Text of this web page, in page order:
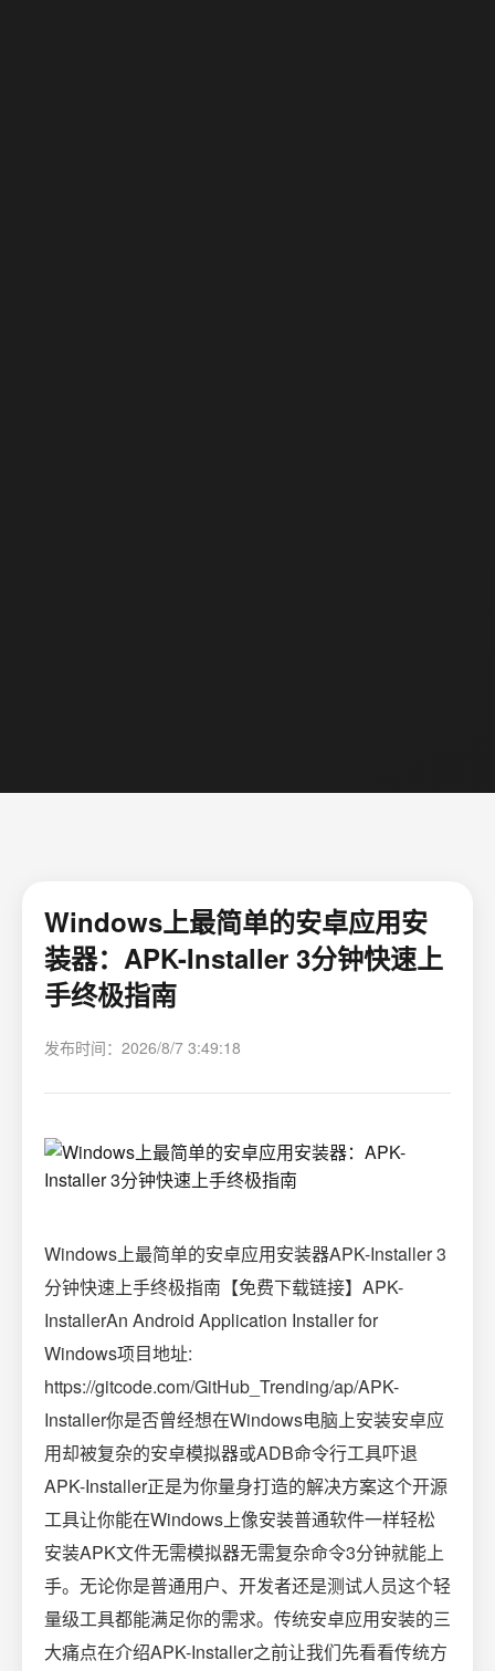
Windows上最简单的安卓应用安
装器：APK-Installer 3分钟快速上
手终极指南
发布时间：2026/8/7 3:49:18
Windows上最简单的安卓应用安装器APK-Installer 3
分钟快速上手终极指南【免费下载链接】APK-
InstallerAn Android Application Installer for
Windows项目地址:
https://gitcode.com/GitHub_Trending/ap/APK-
Installer你是否曾经想在Windows电脑上安装安卓应
用却被复杂的安卓模拟器或ADB命令行工具吓退
APK-Installer正是为你量身打造的解决方案这个开源
工具让你能在Windows上像安装普通软件一样轻松
安装APK文件无需模拟器无需复杂命令3分钟就能上
手。无论你是普通用户、开发者还是测试人员这个轻
量级工具都能满足你的需求。传统安卓应用安装的三
大痛点在介绍APK-Installer之前让我们先看看传统方